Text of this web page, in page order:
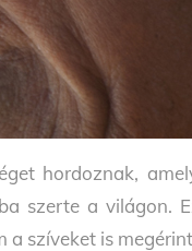
hordoznak,
szerte a világon.
a szíveket is